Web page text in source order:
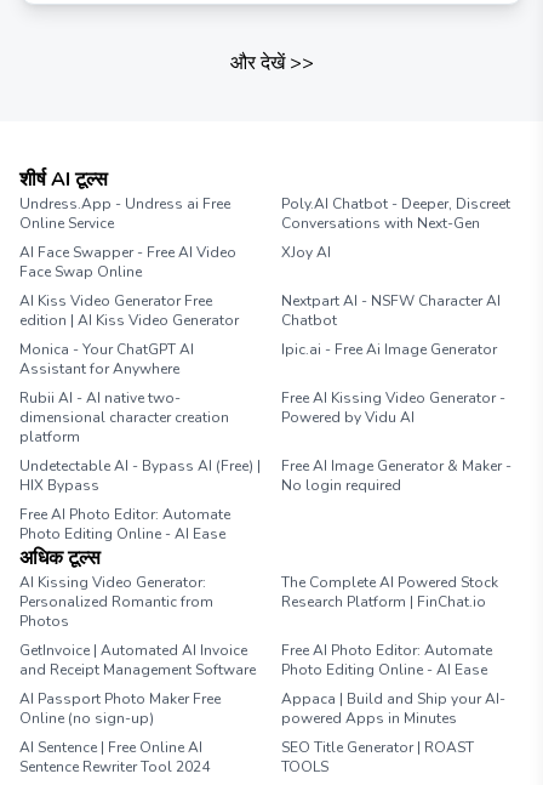
और देखें>>
शीर्ष AI टूल्स
Undress.App - Undress ai Free
Online Service
Poly.AI Chatbot - Deeper, Discreet
Conversations with Next-Gen
AI Face Swapper - Free AI Video
Face Swap Online
XJoy AI
AI Kiss Video Generator Free
edition | AI Kiss Video Generator
Nextpart AI - NSFW Character AI
Chatbot
Monica - Your ChatGPT AI
Assistant for Anywhere
Ipic.ai - Free Ai Image Generator
Rubii AI - AI native two-
dimensional character creation
platform
Free AI Kissing Video Generator -
Powered by Vidu AI
Undetectable AI - Bypass AI (Free) |
HIX Bypass
Free AI Image Generator & Maker -
No login required
Free AI Photo Editor: Automate
Photo Editing Online - AI Ease
अधिक टूल्स
AI Kissing Video Generator:
Personalized Romantic from
Photos
The Complete AI Powered Stock
Research Platform | FinChat.io
GetInvoice | Automated AI Invoice
and Receipt Management Software
Free AI Photo Editor: Automate
Photo Editing Online - AI Ease
AI Passport Photo Maker Free
Online (no sign-up)
Appaca | Build and Ship your AI-
powered Apps in Minutes
AI Sentence | Free Online AI
Sentence Rewriter Tool 2024
SEO Title Generator | ROAST
TOOLS